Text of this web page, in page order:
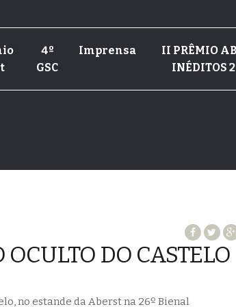
4º
GSC
Imprensa
II PRÊMIO
INÉDITOS
DO CASTELO
no estande da Aberst na 26º Bienal